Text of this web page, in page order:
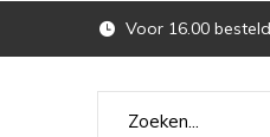
Voor 16.00